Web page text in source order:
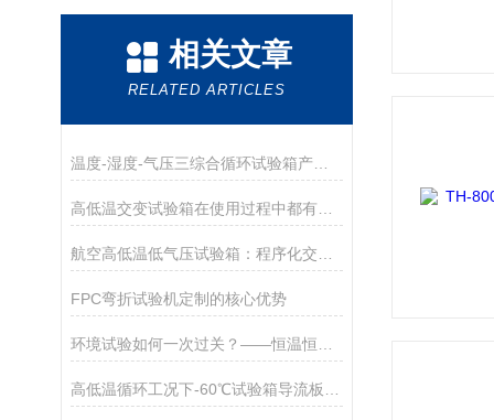
相关文章
RELATED ARTICLES
温度-湿度-气压三综合循环试验箱产品详情说明
FPC弯折试验机定制的核心优势